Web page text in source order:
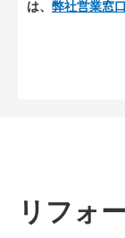
は、 弊社営業窓口
リフォ